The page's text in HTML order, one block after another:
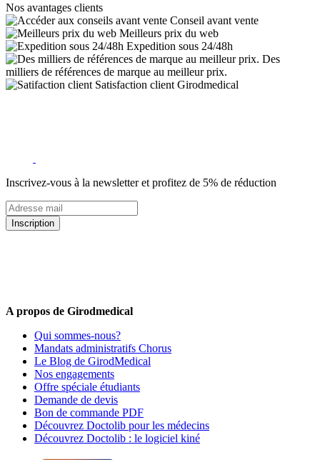
Nos avantages clients
Conseil avant vente
Meilleurs prix du web
Expedition sous 24/48h
Des
milliers de références de marque au meilleur prix.
Satisfaction client Girodmedical
Inscrivez-vous à la newsletter et profitez de 5% de réduction
Inscription
A propos de Girodmedical
Qui sommes-nous?
Mandats administratifs Chorus
Le Blog de GirodMedical
Nos engagements
Offre spéciale étudiants
Demande de devis
Bon de commande PDF
Découvrez Doctolib pour les médecins
Découvrez Doctolib : le logiciel kiné